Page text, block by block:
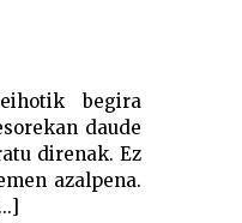
begira
daude
direnak. Ez
azalpena.